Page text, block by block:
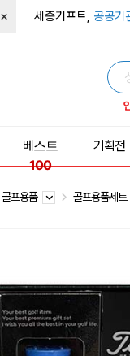
× 세종기프트, 공공기
베스트
100
기획전
골프용품 골프용품세